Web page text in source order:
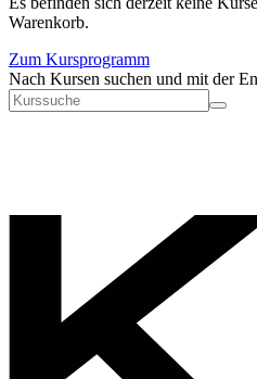
Warenkorb.
Zum Kursprogramm
Nach Kursen suchen und mit der